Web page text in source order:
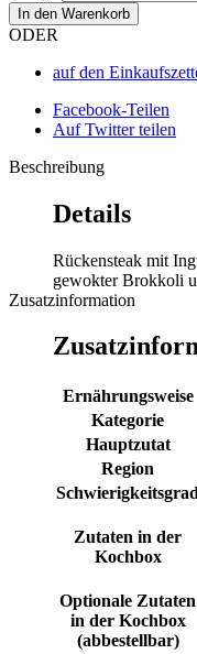
In den Warenkorb
ODER
auf den
Facebook-Teilen
Auf Twitter teilen
Beschreibung
Details
Rückensteak mit
gewokter Brokkoli
Zusatzinformation
Ernährungsweise
Kategorie
Hauptzutat
Region
Schwierigkeitsgrad
Zutaten in der
Kochbox
Optionale Zutaten
in der Kochbox
(abbestellbar)